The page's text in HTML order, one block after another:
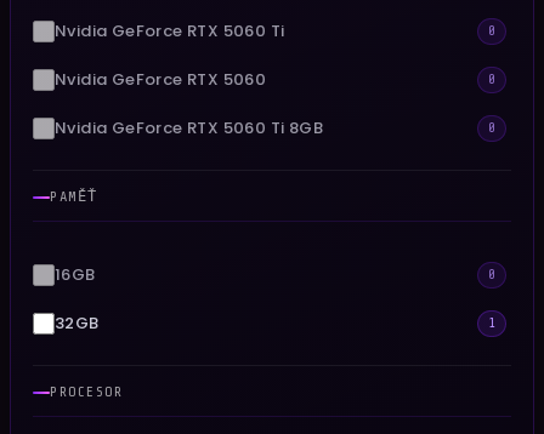
Nvidia GeForce RTX 5060 Ti 0
Nvidia GeForce RTX 5060 0
Nvidia GeForce RTX 5060 Ti 8GB 0
PAMĚŤ
16GB 0
32GB 1
PROCESOR